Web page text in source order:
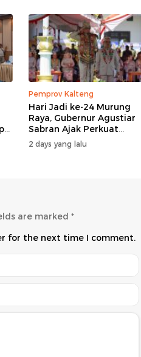
Pemprov Kalteng
Hari Jadi ke-24 Murung
Raya, Gubernur Agustiar
Sabran Ajak Perkuat
Sinergi Pembangunan
2 days yang lalu
are marked *
for the next time I comment.